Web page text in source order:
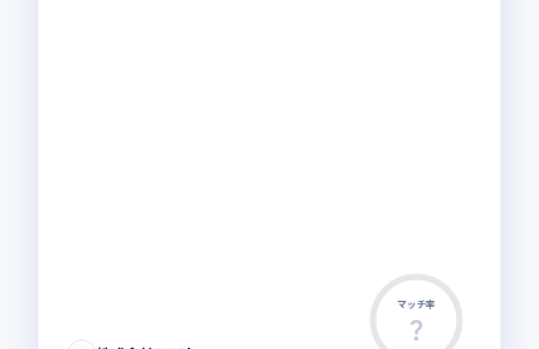
マッチ率